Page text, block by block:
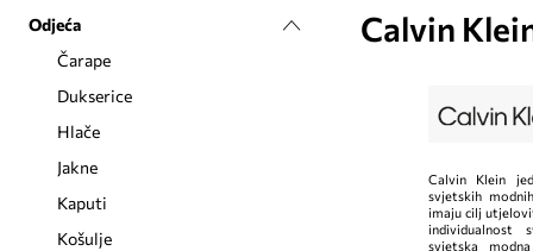
Bluze i košulje
Čarape
Donje rublje
Dukserice
Haljine
Hlače i tajice
Jakne
Obuća
Balerinke
Espadrile
Čizme
Gumene čizme
Gležnjače
Modne tenisice
Dodaci
Etuiji i torbice
Kape i šeširi
Kozmetičke torbice
Nakit
Novčanici
Odjeća
Čarape
Dukserice
Hlače
Jakne
Kaputi
Košulje
Calvin
Calvin Klein
svjetskih
imaju cilj
individualnost
svjetska